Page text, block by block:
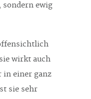
sondern ewig
wirkt auch
in einer ganz
sie sehr